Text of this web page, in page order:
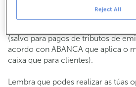
Clientes: de luns a venres de 8:15 a
(salvo para pagos de tributos de
acordo con ABANCA que aplica o
caixa que para clientes).
Lembra que podes realizar as túas
Reject All